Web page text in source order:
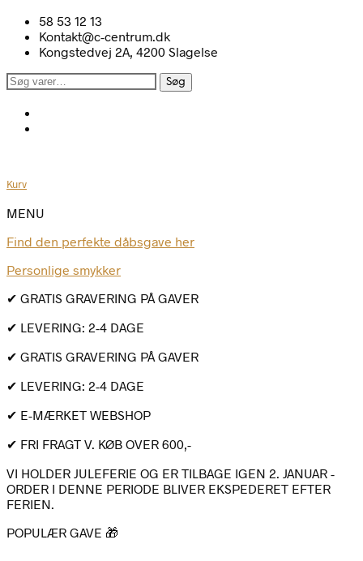
58 53 12 13
Kontakt@c-centrum.dk
Kongstedvej 2A, 4200 Slagelse
Søg
Søg
Kurv
MENU
Find den perfekte dåbsgave her
Personlige smykker
✔ GRATIS GRAVERING PÅ GAVER
✔ LEVERING: 2-4 DAGE
✔ GRATIS GRAVERING PÅ GAVER
✔ LEVERING: 2-4 DAGE
✔ E-MÆRKET WEBSHOP
✔ FRI FRAGT V. KØB OVER 600,-
VI HOLDER JULEFERIE OG ER TILBAGE IGEN 2. JANUAR -
ORDER I DENNE PERIODE BLIVER EKSPEDERET EFTER
FERIEN.
POPULÆR GAVE 🎁